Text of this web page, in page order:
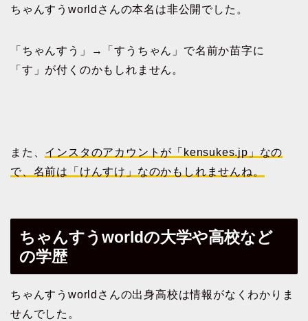
ちゃんすうworldさんの本名は非公開でした。
「ちゃんすう」→「すうちゃん」で名前か苗字に
「す」が付くのかもしれません。
また、 インスタのアカウントが「kensukes.jp」なの
で、名前は「けんすけ」なのかもしれませんね。
ちゃんすうworldの大学や高校など
の学歴
ちゃんすうworldさんの出身高校は情報がなくわかりま
せんでした。